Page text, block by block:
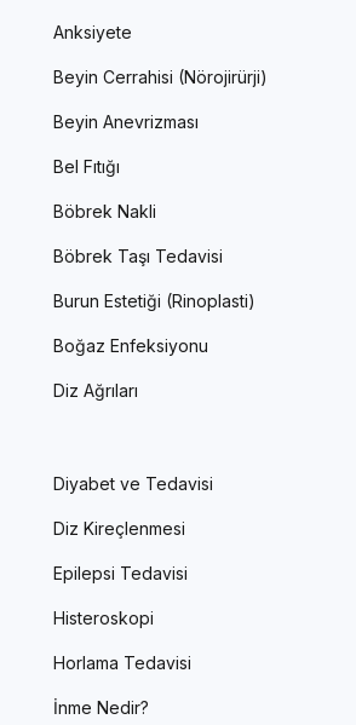
Anksiyete
Beyin Cerrahisi (Nörojirürji)
Beyin Anevrizması
Bel Fıtığı
Böbrek Nakli
Böbrek Taşı Tedavisi
Burun Estetiği (Rinoplasti)
Boğaz Enfeksiyonu
Diz Ağrıları
Diyabet ve Tedavisi
Diz Kireçlenmesi
Epilepsi Tedavisi
Histeroskopi
Horlama Tedavisi
İnme Nedir?